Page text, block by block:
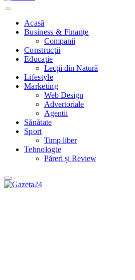
Acasă
Business & Finanțe
Companii
Construcții
Educație
Lecții din Natură
Lifestyle
Marketing
Web Design
Advertoriale
Agentii
Sănătate
Sport
Timp liber
Tehnologie
Păreri și Review